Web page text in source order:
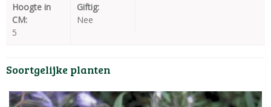
Hoogte in
CM:
5
Giftig:
Nee
Soortgelijke planten